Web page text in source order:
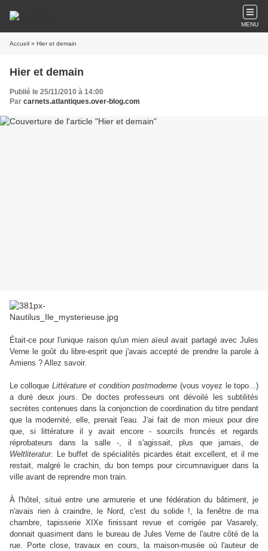
MENU
Accueil » Hier et demain
Hier et demain
Publié le 25/11/2010 à 14:00
Par carnets.atlantiques.over-blog.com
Était-ce pour l'unique raison qu'un mien aïeul avait partagé avec Jules
Verne le goût du libre-esprit que j'avais accepté de prendre la parole à
Amiens ? Allez savoir.
Le colloque Littérature et condition postmoderne (vous voyez le topo...)
a duré deux jours. De doctes professeurs ont dévoilé les subtilités
secrètes contenues dans la conjonction de coordination du titre pendant
que la modernité, elle, prenait l'eau. J'ai fait de mon mieux pour dire
que, si littérature il y avait encore - sourcils froncés et regards
réprobateurs dans la salle -, il s'agissait, plus que jamais, de
Weltliteratur. Le buffet de spécialités picardes était excellent, et il me
restait, malgré le crachin, du bon temps pour circumnaviguer dans la
ville avant de reprendre mon train.
À l'hôtel, situé entre une armurerie et une fédération du bâtiment, je
n'avais rien à craindre, le Nord, c'est du solide !, la fenêtre de ma
chambre, tapisserie XIXe finissant revue et corrigée par Vasarely,
donnait quasiment dans le bureau de Jules Verne de l'autre côté de la
rue. Porte close, travaux en cours, la maison-musée où l'auteur de